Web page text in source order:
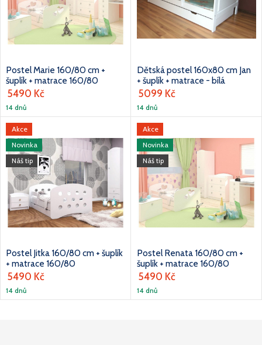
Postel Marie 160/80 cm +
šuplík + matrace 160/80
5490 Kč
14 dnů
Dětská postel 160x80 cm Jan
+ šuplík + matrace - bílá
5099 Kč
14 dnů
Akce
Novinka
Náš tip
Postel Jitka 160/80 cm + šuplík
+ matrace 160/80
5490 Kč
14 dnů
Akce
Novinka
Náš tip
Postel Renata 160/80 cm +
šuplík + matrace 160/80
5490 Kč
14 dnů